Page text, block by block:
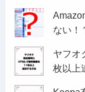
ない！
ヤフオ
枚以上